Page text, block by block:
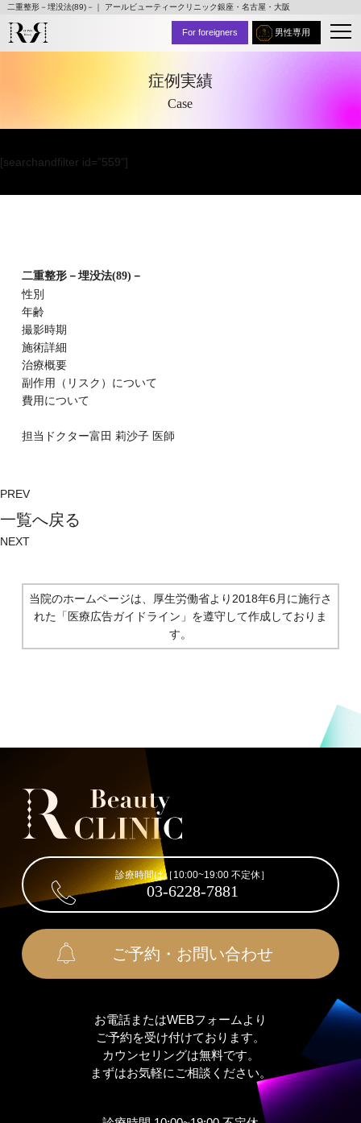
二重整形－埋没法(89)－｜ アールビューティークリニック銀座・名古屋・大阪
男性専用
For foreigners
症例実績
Case
[searchandfilter id="559"]
二重整形－埋没法(89)－
性別
年齢
撮影時期
施術詳細
治療概要
副作⽤（リスク）について
費⽤について
担当ドクター富⽥ 莉沙⼦医師
PREV
⼀覧へ戻る
NEXT
当院のホームページは、厚生労働省より2018年6月に施行さ
れた 「医療広告ガイドライン」を遵守して作成しておりま
す。
診療時間は［10:00~19:00 不定休］
03-6228-7881
ご予約・お問い合わせ
お電話またはWEBフォームより
ご予約を受け付けております。
カウンセリングは無料です。
まずはお気軽にご相談ください。